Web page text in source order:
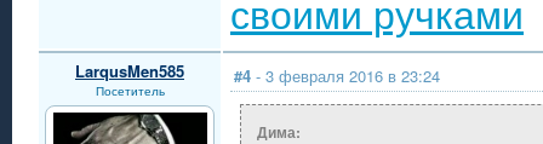
своими ручками
LarqusMen585
Посетитель
#4 - 3 февраля 2016 в 23:24
Дима: